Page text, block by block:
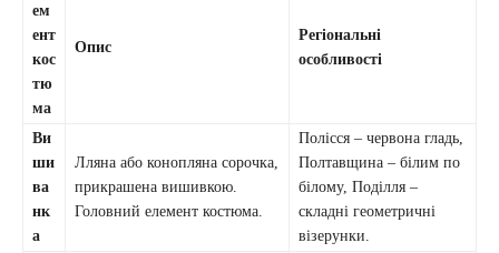
ем
ент
кос
тю
ма
Опис
Регіональні
особливості
Ви
ши
ва
нк
а
Лляна або конопляна сорочка,
прикрашена вишивкою.
Головний елемент костюма.
Полісся – червона гладь,
Полтавщина – білим по
білому, Поділля –
складні геометричні
візерунки.